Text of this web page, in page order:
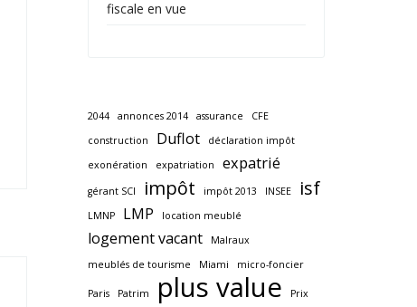
fiscale en vue
2044 annonces 2014 assurance
CFE
construction
Duflot
déclaration impôt
exonération
expatriation expatrié
gérant SCI impôt impôt 2013 INSEE isf
LMNP LMP location meublé
logement vacant
Malraux
meublés de tourisme
Miami micro-foncier
Paris Patrim plus value
Prix